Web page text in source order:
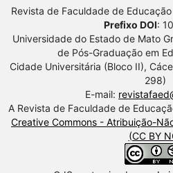
Revista de Faculdade de Educação
Prefixo DOI:
Universidade do Estado de Mato
de Pós-Graduação em
Cidade Universitária (Bloco II),
298)
E-mail:
A Revista de Faculdade de
Creative Commons - Atribuição-
(CC BY